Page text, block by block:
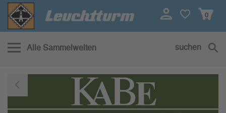
0
Alle Sammelwelten suchen